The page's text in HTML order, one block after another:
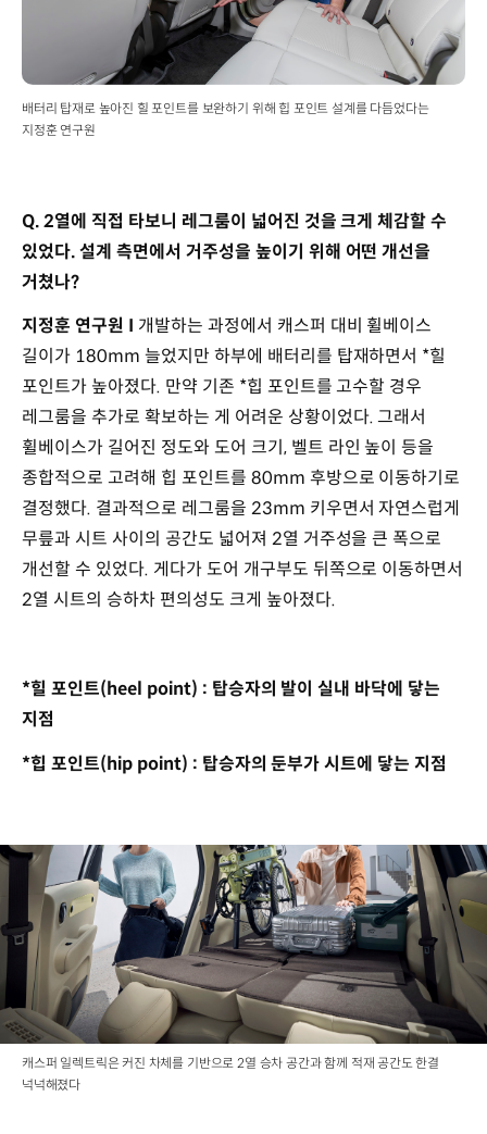
배터리 탑재로 높아진 힐 포인트를 보완하기 위해 힙 포인트 설계를 다듬었다는
지정훈 연구원
Q. 2열에 직접 타보니 레그룸이 넓어진 것을 크게 체감할 수
있었다. 설계 측면에서 거주성을 높이기 위해 어떤 개선을
거쳤나?
지정훈 연구원 I 개발하는 과정에서 캐스퍼 대비 휠베이스
길이가 180mm 늘었지만 하부에 배터리를 탑재하면서 *힐
포인트가 높아졌다. 만약 기존 *힙 포인트를 고수할 경우
레그룸을 추가로 확보하는 게 어려운 상황이었다. 그래서
휠베이스가 길어진 정도와 도어 크기, 벨트 라인 높이 등을
종합적으로 고려해 힙 포인트를 80mm 후방으로 이동하기로
결정했다. 결과적으로 레그룸을 23mm 키우면서 자연스럽게
무릎과 시트 사이의 공간도 넓어져 2열 거주성을 큰 폭으로
개선할 수 있었다. 게다가 도어 개구부도 뒤쪽으로 이동하면서
2열 시트의 승하차 편의성도 크게 높아졌다.
*힐 포인트(heel point) : 탑승자의 발이 실내 바닥에 닿는
지점
*힙 포인트(hip point) : 탑승자의 둔부가 시트에 닿는 지점
캐스퍼 일렉트릭은 커진 차체를 기반으로 2열 승차 공간과 함께 적재 공간도 한결
넉넉해졌다